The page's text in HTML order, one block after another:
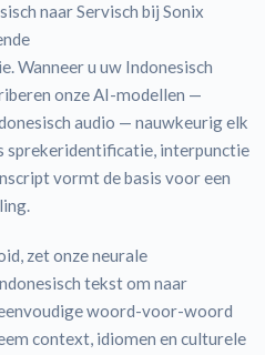
naar Servisch bij Sonix
Wanneer u uw Indonesisch
onze AI-modellen —
audio — nauwkeurig elk
sprekeridentificatie, interpunctie
vormt de basis voor een
zet onze neurale
tekst om naar
woord-voor-woord
context, idiomen en culturele